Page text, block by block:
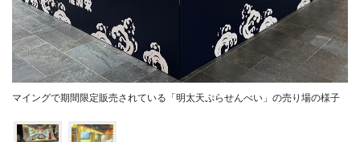
マイングで期間限定販売されている「明太天ぷらせんべい」の売り場の様子